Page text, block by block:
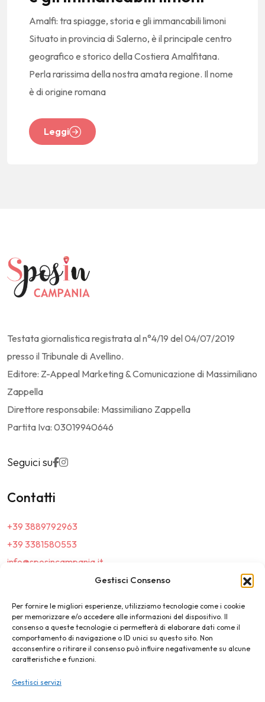
Gestisci Consenso
Per fornire le migliori esperienze, utilizziamo tecnologie come i cookie
per memorizzare e/o accedere alle informazioni del dispositivo. Il
consenso a queste tecnologie ci permetterà di elaborare dati come il
comportamento di navigazione o ID unici su questo sito. Non
acconsentire o ritirare il consenso può influire negativamente su alcune
caratteristiche e funzioni.
Gestisci servizi
Amalfi: tra spiagge, storia e gli immancabili limoni
Situato in provincia di Salerno, è il principale centro
geografico e storico della Costiera Amalfitana.
Perla rarissima della nostra amata regione. Il nome
è di origine romana
Leggi
Testata giornalistica registrata al n°4/19 del 04/07/2019
presso il Tribunale di Avellino.
Editore: Z-Appeal Marketing & Comunicazione di Massimiliano
Zappella
Direttore responsabile: Massimiliano Zappella
Partita Iva: 03019940646
Seguici su
Contatti
+39 3889792963
+39 3381580553
info@sposincampania.it
sposincampania@pec.it
Link
Top100
News e Tendenze
Destination Wedding